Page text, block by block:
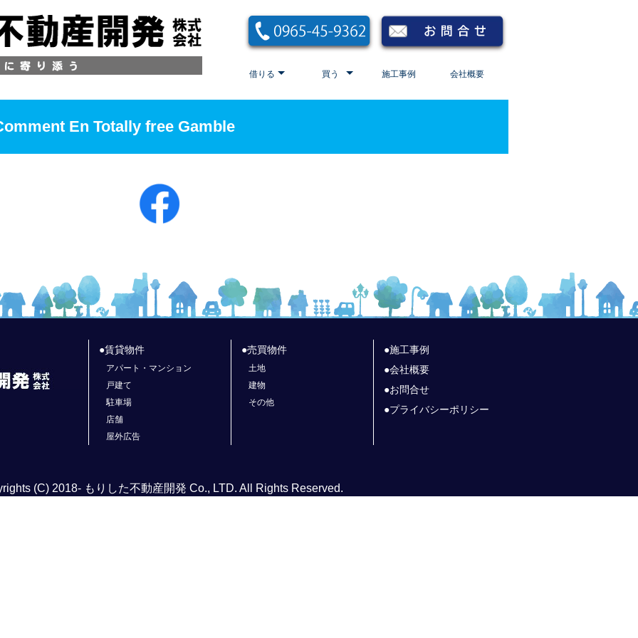
借りる 買う 施工事例 会社概要
En Totally free Gamble
賃貸物件
アパート・マンション
戸建て
駐車場
店舗
屋外広告
売買物件
土地
建物
その他
施工事例
会社概要
お問合せ
プライバシーポリシー
(C) 2018- もりした不動産開発 Co., LTD. All Rights Reserved.